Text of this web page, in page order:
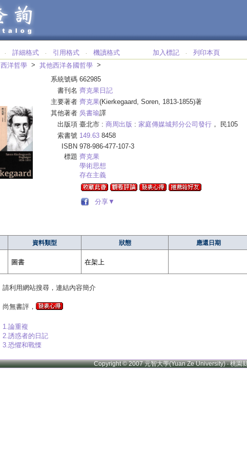
‧ 詳細格式 ‧ 引用格式 ‧ 機讀格式 加入標記 ‧
列印本頁
西洋哲學 > 其他西洋各國哲學 >
系統號碼 662985
書刊名 齊克果日記
主要著者 齊克果(Kierkegaard, Soren, 1813-1855)著
其他著者 吳書瑜譯
出版項 臺北市 : 商周出版 : 家庭傳媒城邦分公司發行 ， 民105
索書號 149.63 8458
ISBN 978-986-477-107-3
標題 齊克果
學術思想
存在主義
分享▼
資料類型 狀態 應還日期
圖書 在架上
請利用網站搜尋，連結內容簡介
尚無書評，
1.論重複
2.誘惑者的日記
3.恐懼和戰慄
Copyright © 2007 元智大學(Yuan Ze University) ‧ 桃園